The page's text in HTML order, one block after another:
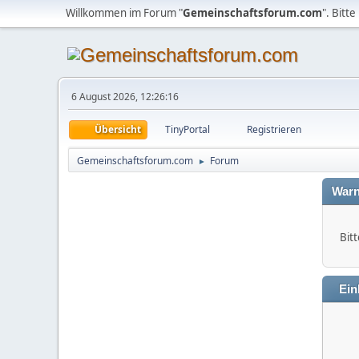
Willkommen im Forum "Gemeinschaftsforum.com". Bitte
6 August 2026, 12:26:16
Übersicht TinyPortal Registrieren
Gemeinschaftsforum.com ► Forum